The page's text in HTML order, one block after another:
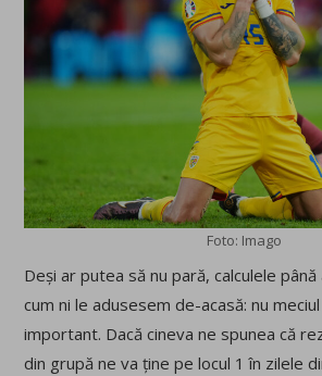
Foto: Imago
Deși ar putea să nu pară, calculele până
cum ni le adusesem de-acasă: nu
important. Dacă cineva ne spunea că
din grupă ne va ține pe locul 1 în zilele